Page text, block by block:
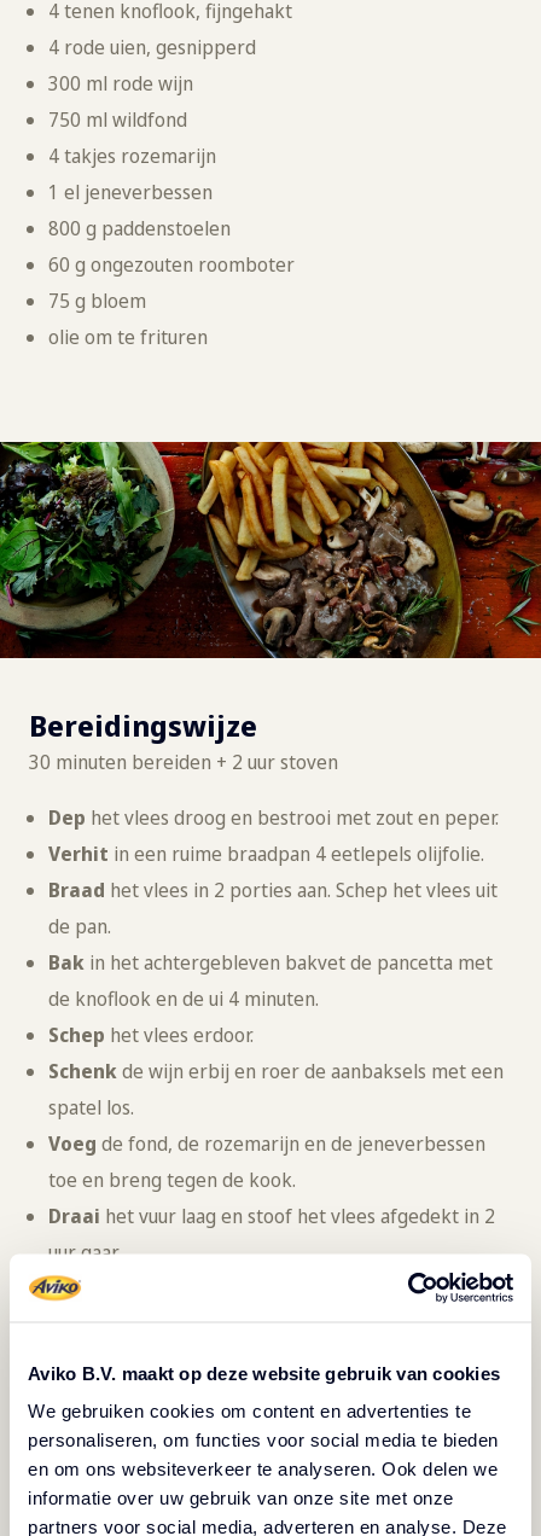
Aviko B.V. maakt op deze website gebruik van cookies
We gebruiken cookies om content en advertenties te
personaliseren, om functies voor social media te bieden
en om ons websiteverkeer te analyseren. Ook delen we
informatie over uw gebruik van onze site met onze
partners voor social media, adverteren en analyse. Deze
4 tenen knoflook, fijngehakt
4 rode uien, gesnipperd
300 ml rode wijn
750 ml wildfond
4 takjes rozemarijn
1 el jeneverbessen
800 g paddenstoelen
60 g ongezouten roomboter
75 g bloem
olie om te frituren
Bereidingswijze
30 minuten bereiden + 2 uur stoven
Dep het vlees droog en bestrooi met zout en peper.
Verhit in een ruime braadpan 4 eetlepels olijfolie.
Braad het vlees in 2 porties aan. Schep het vlees uit
de pan.
Bak in het achtergebleven bakvet de pancetta met
de knoflook en de ui 4 minuten.
Schep het vlees erdoor.
Schenkde wijn erbij en roer de aanbaksels met een
spatel los.
Voeg de fond, de rozemarijn en de jeneverbessen
toe en breng tegen de kook.
Draai het vuur laag en stoof het vlees afgedekt in 2
uur gaar.
Maak
intussen de paddenstoelen schoon en snijd ze
Mengde boter met de bloem tot een
Verhit2 eetlepels olijfolie in een ruime koekenpan.
Bak de paddenstoelen op hoog vuur al omscheppend
in 4 minuten gaar.